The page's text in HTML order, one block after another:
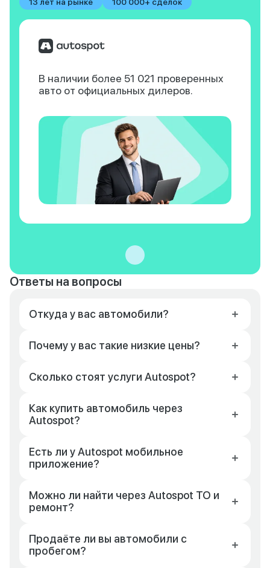
13 лет на рынке 100 000+ сделок
В наличии более 51 021 проверенных
авто от официальных дилеров.
Ответы на вопросы
Откуда у вас автомобили?
Почему у вас такие низкие цены?
Сколько стоят услуги Autospot?
Как купить автомобиль через
Autospot?
Есть ли у Autospot мобильное
приложение?
Можно ли найти через Autospot ТО и
ремонт?
Продаёте ли вы автомобили с
пробегом?